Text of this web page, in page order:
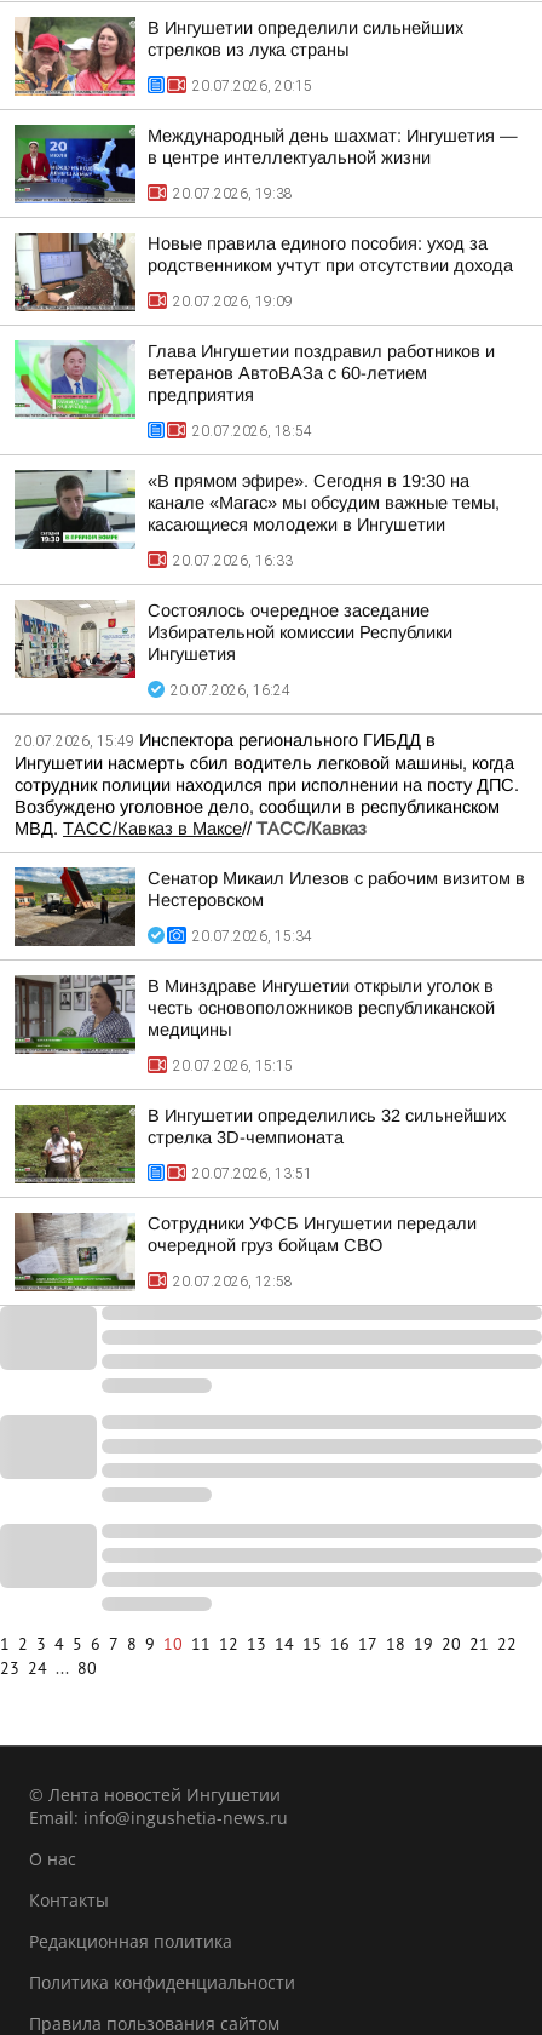
В Ингушетии определили сильнейших
стрелков из лука страны
20.07.2026, 20:15
Международный день шахмат: Ингушетия —
в центре интеллектуальной жизни
20.07.2026, 19:38
Новые правила единого пособия: уход за
родственником учтут при отсутствии дохода
20.07.2026, 19:09
Глава Ингушетии поздравил работников и
ветеранов АвтоВАЗа с 60-летием
предприятия
20.07.2026, 18:54
«В прямом эфире». Сегодня в 19:30 на
канале «Магас» мы обсудим важные темы,
касающиеся молодежи в Ингушетии
20.07.2026, 16:33
Состоялось очередное заседание
Избирательной комиссии Республики
Ингушетия
20.07.2026, 16:24
20.07.2026, 15:49 Инспектора регионального ГИБДД в
Ингушетии насмерть сбил водитель легковой машины, когда
сотрудник полиции находился при исполнении на посту ДПС.
Возбуждено уголовное дело, сообщили в республиканском
МВД. ТАСС/Кавказ в Максе// ТАСС/Кавказ
Сенатор Микаил Илезов с рабочим визитом в
Нестеровском
20.07.2026, 15:34
В Минздраве Ингушетии открыли уголок в
честь основоположников республиканской
медицины
20.07.2026, 15:15
В Ингушетии определились 32 сильнейших
стрелка 3D-чемпионата
20.07.2026, 13:51
Сотрудники УФСБ Ингушетии передали
очередной груз бойцам СВО
20.07.2026, 12:58
1 2 3 4 5 6 7 8 9 10 11 12 13 14 15 16 17 18 19 20 21 22
23 24 ... 80
© Лента новостей Ингушетии
Email: info@ingushetia-news.ru
О нас
Контакты
Редакционная политика
Политика конфиденциальности
Правила пользования сайтом